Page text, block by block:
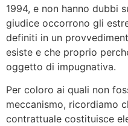
1994, e non hanno dubbi
giudice occorrono gli
definiti in un
esiste e che proprio
oggetto di impugnativa.
Per coloro ai quali non
meccanismo, ricordiamo
contrattuale costituisce